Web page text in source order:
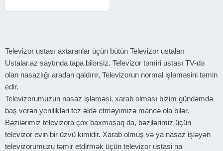
Televizor ustası axtaranlar üçün bütün Televizor ustaları
Ustalar.az saytında tapa bilərsiz. Televizor təmiri ustası TV-də
olan nasazlığı aradan qaldırır, Televizorun normal işləməsini təmin
edir.
Televizorumuzun nasaz işləməsi, xarab olması bizim gündəmdə
baş verən yenilikləri tez əldə etməyimizə maneə ola bilər.
Bəzilərimiz televizora çox baxmasaq da, bəzilərimiz üçün
televizor evin bir üzvü kimidir. Xarab olmuş və ya nasaz işləyən
televizorumuzu təmir etdirmək üçün televizor ustasi na